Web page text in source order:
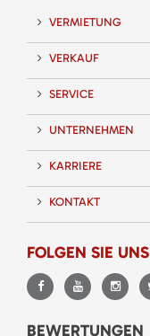
VERMIETUNG
VERKAUF
SERVICE
UNTERNEHMEN
KARRIERE
KONTAKT
FOLGEN SIE UNS
BEWERTUNGEN